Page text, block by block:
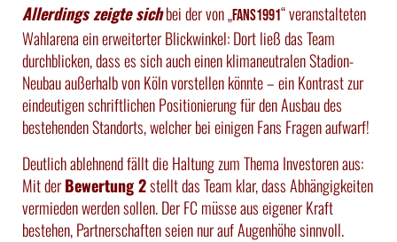
Allerdings zeigte sichbei der von „fans1991“ veranstalteten
Wahlarena ein erweiterter Blickwinkel: Dort ließ das Team
durchblicken, dass es sich auch einen klimaneutralen Stadion-
Neubau außerhalb von Köln vorstellen könnte – ein Kontrast zur
eindeutigen schriftlichen Positionierung für den Ausbau des
bestehenden Standorts, welcher bei einigen Fans Fragen aufwarf!
Deutlich ablehnend fällt die Haltung zum Thema Investoren aus:
Mit derBewertung 2stellt das Team klar, dass Abhängigkeiten
vermieden werden sollen. Der FC müsse aus eigener Kraft
bestehen, Partnerschaften seien nur auf Augenhöhe sinnvoll.